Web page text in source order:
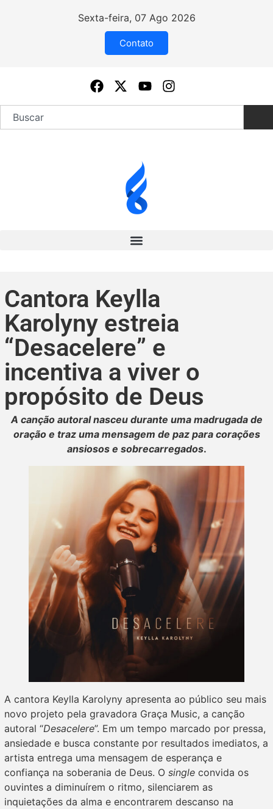
Sexta-feira, 07 Ago 2026
Contato
Cantora Keylla
Karolyny estreia
“Desacelere” e
incentiva a viver o
propósito de Deus
A canção autoral nasceu durante uma madrugada de
oração e traz uma mensagem de paz para corações
ansiosos e sobrecarregados.
A cantora Keylla Karolyny apresenta ao público seu mais
novo projeto pela gravadora Graça Music, a canção
autoral “Desacelere”. Em um tempo marcado por pressa,
ansiedade e busca constante por resultados imediatos, a
artista entrega uma mensagem de esperança e
confiança na soberania de Deus. O single convida os
ouvintes a diminuírem o ritmo, silenciarem as
inquietações da alma e encontrarem descanso na